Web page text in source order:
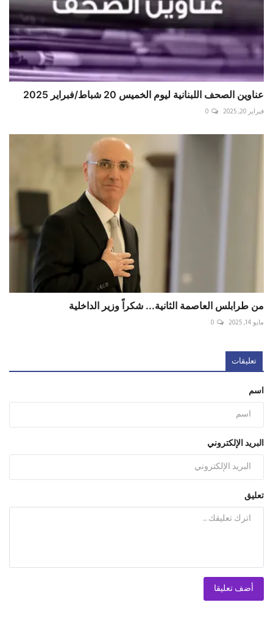
عناوين الصحف اللبنانية ليوم الخميس 20 شباط/فبراير 2025
فبراير 20, 2025 0
من طرابلس العاصمة الثانية... شكراً وزير الداخلية
مايو 14, 2025 0
تعليقات
اسم
البريد الإلكتروني
تعليق
أضف تعليقا